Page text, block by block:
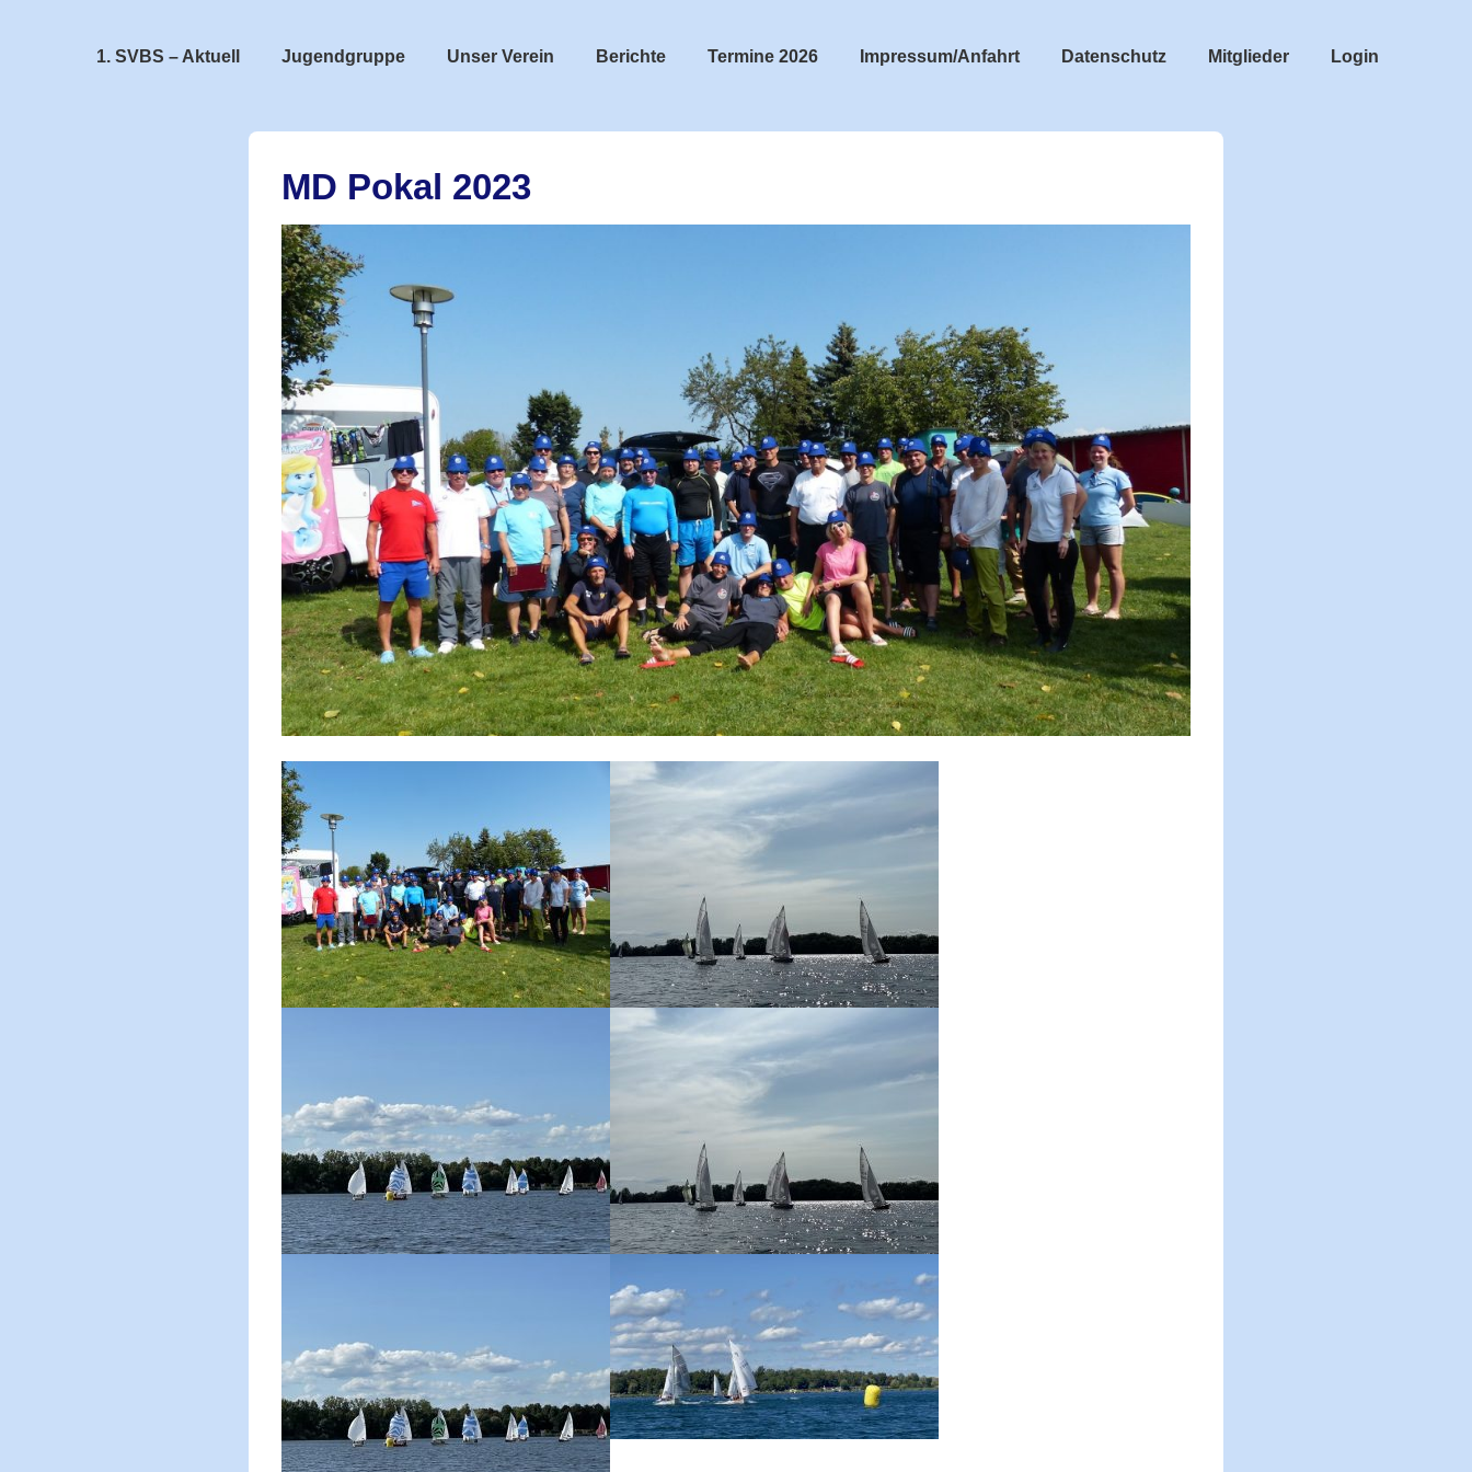
Hauptnavigation
1. SVBS – Aktuell Jugendgruppe Unser Verein Berichte Termine 2026 Impressum/Anfahrt Datenschutz Mitglieder Login
MD Pokal 2023